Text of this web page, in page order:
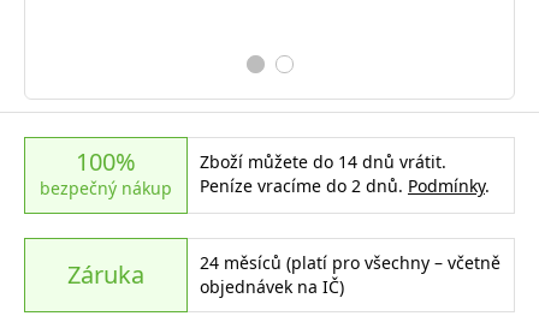
100%
bezpečný nákup
Zboží můžete do 14 dnů vrátit.
Peníze vracíme do 2 dnů. Podmínky.
Záruka
24 měsíců (platí pro všechny – včetně
objednávek na IČ)